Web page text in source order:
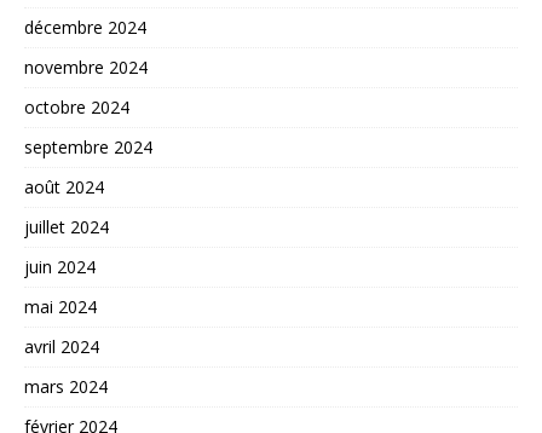
décembre 2024
novembre 2024
octobre 2024
septembre 2024
août 2024
juillet 2024
juin 2024
mai 2024
avril 2024
mars 2024
février 2024